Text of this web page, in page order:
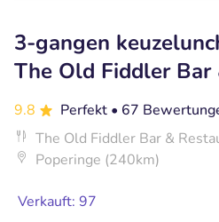
3-gangen
The Old Fiddler Bar
9.8 Perfekt • 67
The Old Fiddler Bar &
Poperinge (240km)
Verkauft: 97